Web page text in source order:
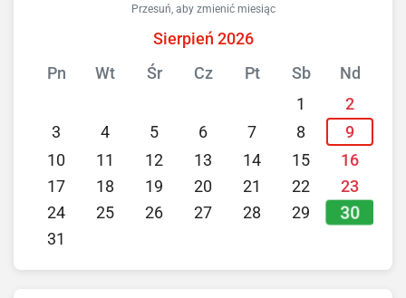
Przesuń, aby zmienić miesiąc
Sierpień 2026
Pn
Wt Śr Cz Pt Sb
Nd
1
2
3
4 5 6 7 8
9
10
11 12 13 14 15
16
17
18 19 20 21 22
23
24
25 26 27 28 29 30
31